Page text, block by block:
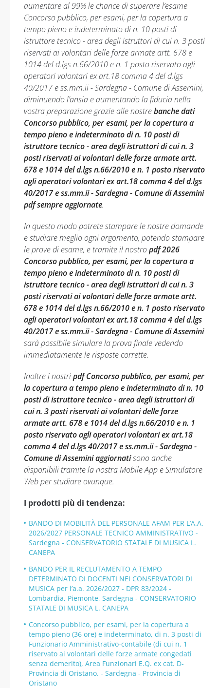
aumentare al 99% le chance di superare l’esame
Concorso pubblico, per esami, per la copertura a
tempo pieno e indeterminato di n. 10 posti di
istruttore tecnico - area degli istruttori di cui n. 3 posti
riservati ai volontari delle forze armate artt. 678 e
1014 del d.lgs n.66/2010 e n. 1 posto riservato agli
operatori volontari ex art.18 comma 4 del d.lgs
40/2017 e ss.mm.ii - Sardegna - Comune di Assemini,
diminuendo l’ansia e aumentando la fiducia nella
vostra preparazione grazie alle nostrebanche dati
Concorso pubblico, per esami, per la copertura a
tempo pieno e indeterminato di n. 10 posti di
istruttore tecnico - area degli istruttori di cui n. 3
posti riservati ai volontari delle forze armate artt.
678 e 1014 del d.lgs n.66/2010 e n. 1 posto riservato
agli operatori volontari ex art.18 comma 4 del d.lgs
40/2017 e ss.mm.ii - Sardegna - Comune di Assemini
pdf sempre aggiornate.
In questo modo potrete stampare le nostre domande
e studiare meglio ogni argomento, potendo stampare
le prove di esame, e tramite il nostropdf 2026
Concorso pubblico, per esami, per la copertura a
tempo pieno e indeterminato di n. 10 posti di
istruttore tecnico - area degli istruttori di cui n. 3
posti riservati ai volontari delle forze armate artt.
678 e 1014 del d.lgs n.66/2010 e n. 1 posto riservato
agli operatori volontari ex art.18 comma 4 del d.lgs
40/2017 e ss.mm.ii - Sardegna - Comune di Assemini
sarà possibile simulare la prova finale vedendo
immediatamente le risposte corrette.
Inoltre i nostripdf Concorso pubblico, per esami, per
la copertura a tempo pieno e indeterminato di n. 10
posti di istruttore tecnico - area degli istruttori di
cui n. 3 posti riservati ai volontari delle forze
armate artt. 678 e 1014 del d.lgs n.66/2010 e n. 1
posto riservato agli operatori volontari ex art.18
comma 4 del d.lgs 40/2017 e ss.mm.ii - Sardegna -
Comune di Assemini aggiornatisono anche
disponibili tramite la nostra Mobile App e Simulatore
Web per studiare ovunque.
I prodotti più di tendenza:
BANDO DI MOBILITÀ DEL PERSONALE AFAM PER L’A.A.
2026/2027 PERSONALE TECNICO AMMINISTRATIVO -
Sardegna - CONSERVATORIO STATALE DI MUSICA L.
CANEPA
BANDO PER IL RECLUTAMENTO A TEMPO
DETERMINATO DI DOCENTI NEI CONSERVATORI DI
MUSICA per l’a.a. 2026/2027 - DPR 83/2024 -
Lombardia, Piemonte, Sardegna - CONSERVATORIO
STATALE DI MUSICA L. CANEPA
Concorso pubblico, per esami, per la copertura a
tempo pieno (36 ore) e indeterminato, di n. 3 posti di
Funzionario Amministrativo-contabile (di cui n. 1
riservato ai volontari delle forze armate congedati
senza demerito), Area Funzionari E.Q. ex cat. D-
Provincia di Oristano. - Sardegna - Provincia di
Oristano